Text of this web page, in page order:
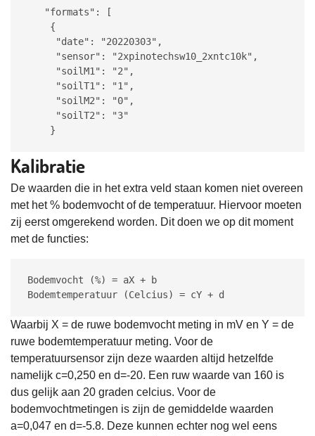
   "formats": [
    {
     "date": "20220303",
     "sensor": "2xpinotechsw10_2xntc10k",
     "soilM1": "2",
     "soilT1": "1",
     "soilM2": "0",
     "soilT2": "3"
    }
Kalibratie
De waarden die in het extra veld staan komen niet overeen
met het % bodemvocht of de temperatuur. Hiervoor moeten
zij eerst omgerekend worden. Dit doen we op dit moment
met de functies:
Bodemvocht (%) = aX + b
Bodemtemperatuur (Celcius) = cY + d
Waarbij X = de ruwe bodemvocht meting in mV en Y = de
ruwe bodemtemperatuur meting. Voor de
temperatuursensor zijn deze waarden altijd hetzelfde
namelijk c=0,250 en d=-20. Een ruw waarde van 160 is
dus gelijk aan 20 graden celcius. Voor de
bodemvochtmetingen is zijn de gemiddelde waarden
a=0,047 en d=-5.8. Deze kunnen echter nog wel eens